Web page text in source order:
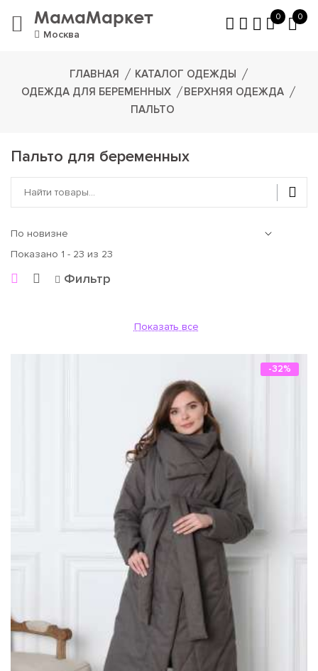
МамаМаркет
Москва
0 0
ГЛАВНАЯ
КАТАЛОГ ОДЕЖДЫ
ОДЕЖДА ДЛЯ БЕРЕМЕННЫХ
ВЕРХНЯЯ ОДЕЖДА
ПАЛЬТО
Пальто для беременных
Показано 1 - 23 из 23
Фильтр
Показать все
-32%